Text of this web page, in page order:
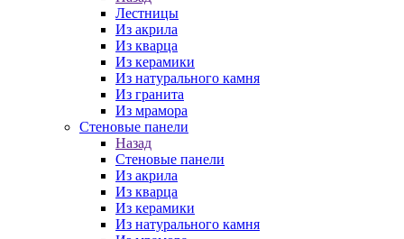
Лестницы
Из акрила
Из кварца
Из керамики
Из натурального камня
Из гранита
Из мрамора
Стеновые панели
Назад
Стеновые панели
Из акрила
Из кварца
Из керамики
Из натурального камня